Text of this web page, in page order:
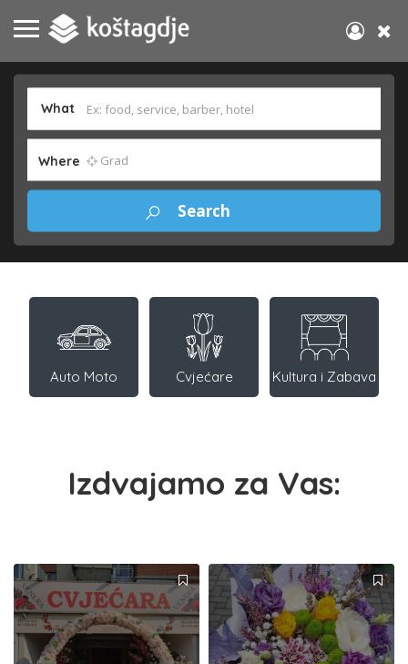
What
Where
Auto Moto Cvjećare Kultura i Zabava
Izdvajamo za Vas: